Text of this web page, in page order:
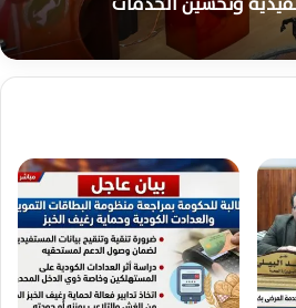
وتحسين الخدمات
مبنى مركز كفر صقر الجديد
الحكومية